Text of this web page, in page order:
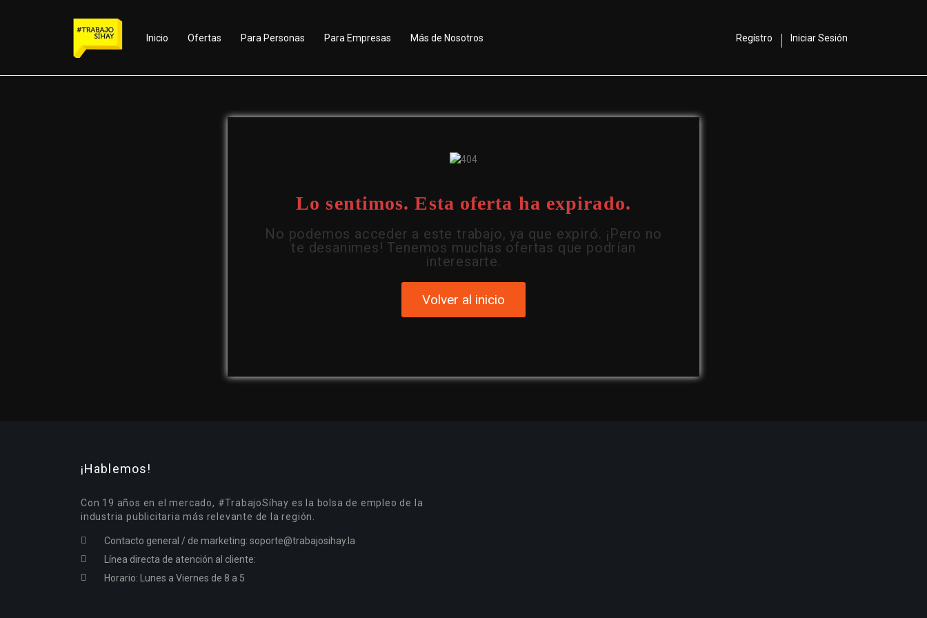
Inicio Ofertas Para Personas Para Empresas Más de Nosotros Regístro Iniciar Sesión
Lo sentimos. Esta oferta ha expirado.
No podemos acceder a este trabajo, ya que expiró. ¡Pero no
te desanimes! Tenemos muchas ofertas que podrían
interesarte.
Volver al inicio
¡Hablemos!
Con 19 años en el mercado, #TrabajoSíhay es la bolsa de empleo de la
industria publicitaria más relevante de la región.
Contacto general / de marketing: soporte@trabajosihay.la
Línea directa de atención al cliente:
Horario: Lunes a Viernes de 8 a 5